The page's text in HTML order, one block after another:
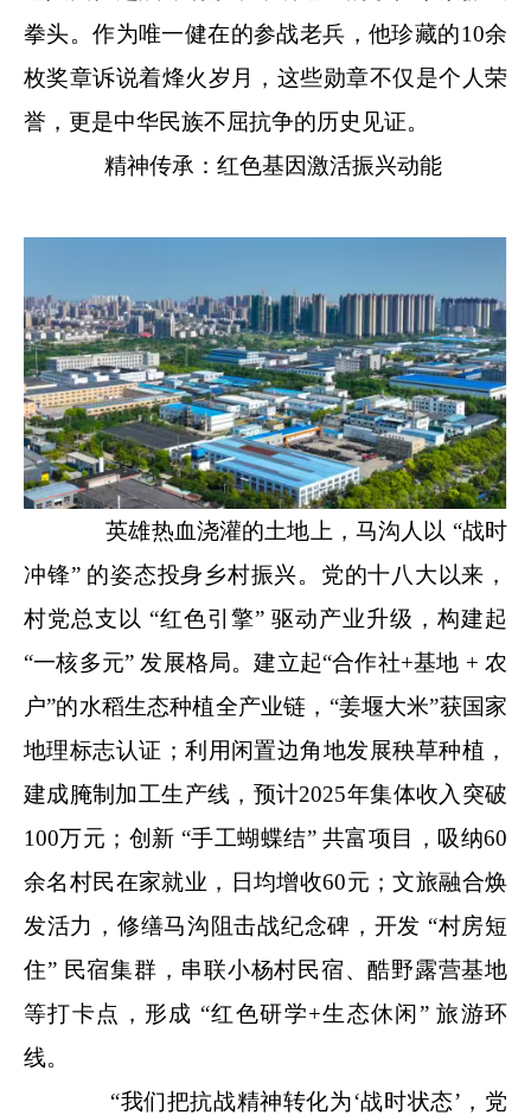
拳头。作为唯一健在的参战老兵，他珍藏的10余
枚奖章诉说着烽火岁月，这些勋章不仅是个人荣
誉，更是中华民族不屈抗争的历史见证。
精神传承：红色基因激活振兴动能
英雄热血浇灌的土地上，马沟人以 “战时
冲锋” 的姿态投身乡村振兴。党的十八大以来，
村党总支以 “红色引擎” 驱动产业升级，构建起
“一核多元” 发展格局。建立起“合作社+基地 + 农
户”的水稻生态种植全产业链，“姜堰大米”获国家
地理标志认证；利用闲置边角地发展秧草种植，
建成腌制加工生产线，预计2025年集体收入突破
100万元；创新 “手工蝴蝶结” 共富项目，吸纳60
余名村民在家就业，日均增收60元；文旅融合焕
发活力，修缮马沟阻击战纪念碑，开发 “村房短
住” 民宿集群，串联小杨村民宿、酷野露营基地
等打卡点，形成 “红色研学+生态休闲” 旅游环
线。
“我们把抗战精神转化为‘战时状态’，党